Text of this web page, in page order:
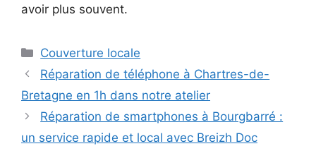
avoir plus souvent.
Couverture locale
Réparation de téléphone à Chartres-de-
Bretagne en 1h dans notre atelier
Réparation de smartphones à Bourgbarré :
un service rapide et local avec Breizh Doc